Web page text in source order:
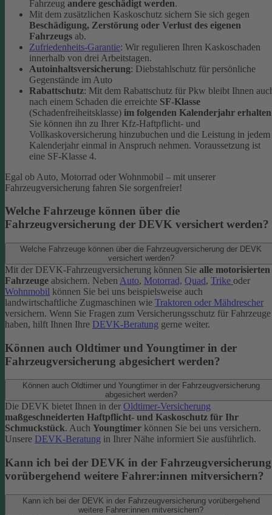
Fahrzeug andere geschädigt werden.
Mit dem zusätzlichen Kaskoschutz sichern Sie sich gegen
Beschädigung, Zerstörung oder Verlust des eigenen
Fahrzeugs ab.
Zufriedenheits-Garantie: Wir regulieren Ihren Kaskoschaden
innerhalb von drei Arbeitstagen.
Autoinhaltsversicherung: Diebstahlschutz für persönliche
Gegenstände im Auto
Rabattschutz: Mit dem Rabattschutz für Pkw bleibt Ihnen
nach einem Schaden die erreichte SF-Klasse
(Schadenfreiheitsklasse) im folgenden Kalenderjahr erhalten
Sie können ihn zu Ihrer Kfz-Haftpflicht- und
Vollkaskoversicherung hinzubuchen und die Leistung in jedem
Kalenderjahr einmal in Anspruch nehmen. Voraussetzung ist
eine SF-Klasse 4.
Egal ob Auto, Motorrad oder Wohnmobil – mit unserer
Fahrzeugversicherung fahren Sie sorgenfreier!
Welche Fahrzeuge können über die
Fahrzeugversicherung der DEVK versichert werden?
Welche Fahrzeuge können über die Fahrzeugversicherung der DEVK
versichert werden?
Mit der DEVK-Fahrzeugversicherung können Sie alle motorisierten
Fahrzeuge absichern. Neben Auto, Motorrad, Quad, Trike oder
Wohnmobil können Sie bei uns beispielsweise auch
landwirtschaftliche Zugmaschinen wie Traktoren oder Mähdrescher
versichern. Wenn Sie Fragen zum Versicherungsschutz für Fahrzeuge
haben, hilft Ihnen Ihre DEVK-Beratung gerne weiter.
Können auch Oldtimer und Youngtimer in der
Fahrzeugversicherung abgesichert werden?
Können auch Oldtimer und Youngtimer in der Fahrzeugversicherung
abgesichert werden?
Die DEVK bietet Ihnen in der Oldtimer-Versicherung
maßgeschneiderten Haftpflicht- und Kaskoschutz für Ihr
Schmuckstück. Auch Youngtimer können Sie bei uns versichern.
Unsere DEVK-Beratung in Ihrer Nähe informiert Sie ausführlich.
Kann ich bei der DEVK in der Fahrzeugversicherung
vorübergehend weitere Fahrer:innen mitversichern?
Kann ich bei der DEVK in der Fahrzeugversicherung vorübergehend
weitere Fahrer:innen mitversichern?